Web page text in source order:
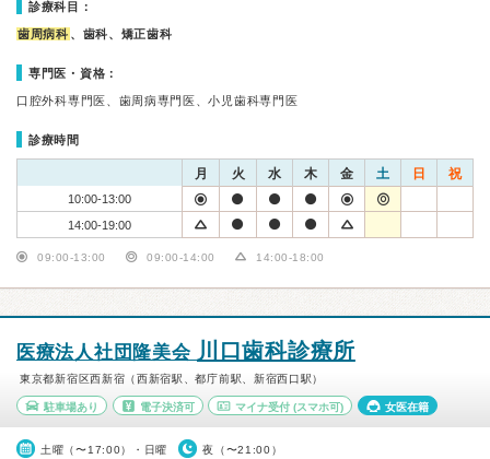
診療科目：
歯周病科 、歯科、矯正歯科
専門医・資格：
口腔外科専門医、歯周病専門医、小児歯科専門医
診療時間
月 火 水 木 金 土 日 祝
10:00-13:00
14:00-19:00
09:00-13:00 09:00-14:00 14:00-18:00
医療法人社団隆美会 川口歯科診療所
東京都新宿区西新宿（西新宿駅、都庁前駅、新宿西口駅）
駐車場あり 電子決済可 マイナ受付 (スマホ可) 女医在籍
土曜（〜17:00）・日曜 夜（〜21:00）